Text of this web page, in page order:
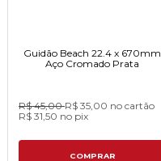
Guidão Beach 22.4 x 670mm
Aço Cromado Prata
R$ 45,00R$ 35,00 no cartão
R$ 31,50 no pix
COMPRAR